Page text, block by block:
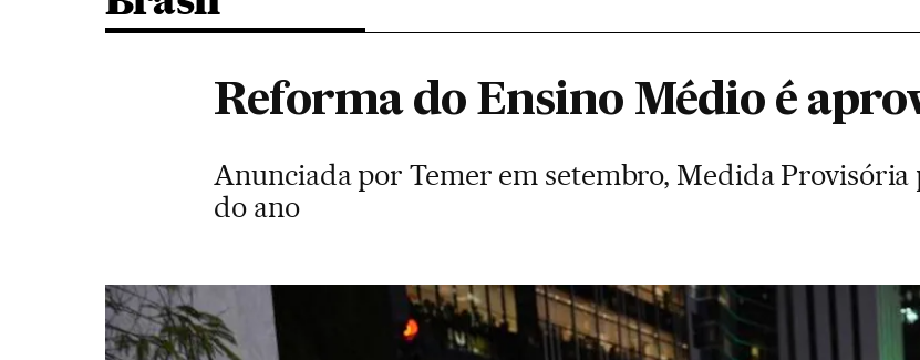
Reforma do Ensino Médio é
Anunciada por Temer em setembro, Medida Provisória
do ano